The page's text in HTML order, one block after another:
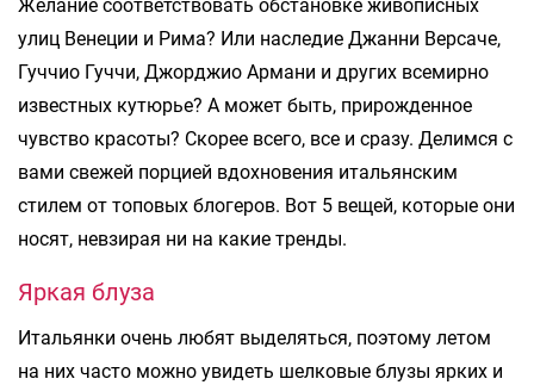
Желание соответствовать обстановке живописных
улиц Венеции и Рима? Или наследие Джанни Версаче,
Гуччио Гуччи, Джорджио Армани и других всемирно
известных кутюрье? А может быть, прирожденное
чувство красоты? Скорее всего, все и сразу. Делимся с
вами свежей порцией вдохновения итальянским
стилем от топовых блогеров. Вот 5 вещей, которые они
носят, невзирая ни на какие тренды.
Яркая блуза
Итальянки очень любят выделяться, поэтому летом
на них часто можно увидеть шелковые блузы ярких и